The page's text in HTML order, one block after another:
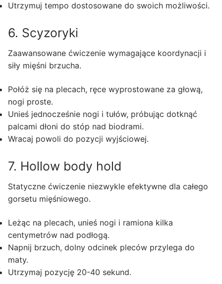
Utrzymuj tempo dostosowane do swoich możliwości.
6. Scyzoryki
Zaawansowane ćwiczenie wymagające koordynacji i
siły mięśni brzucha.
Połóż się na plecach, ręce wyprostowane za głową,
nogi proste.
Unieś jednocześnie nogi i tułów, próbując dotknąć
palcami dłoni do stóp nad biodrami.
Wracaj powoli do pozycji wyjściowej.
7. Hollow body hold
Statyczne ćwiczenie niezwykle efektywne dla całego
gorsetu mięśniowego.
Leżąc na plecach, unieś nogi i ramiona kilka
centymetrów nad podłogą.
Napnij brzuch, dolny odcinek pleców przylega do
maty.
Utrzymaj pozycję 20-40 sekund.